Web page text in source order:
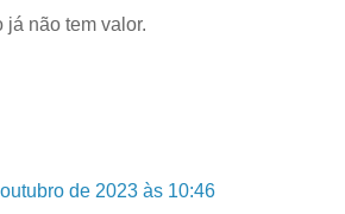
já não tem valor.
de 2023 às 10:46